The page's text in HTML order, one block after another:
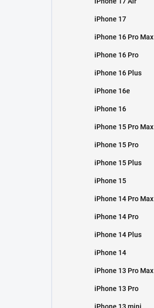
iPhone 17
iPhone 16 Pro Max
iPhone 16 Pro
iPhone 16 Plus
iPhone 16e
iPhone 16
iPhone 15 Pro Max
iPhone 15 Pro
iPhone 15 Plus
iPhone 15
iPhone 14 Pro Max
iPhone 14 Pro
iPhone 14 Plus
iPhone 14
iPhone 13 Pro Max
iPhone 13 Pro